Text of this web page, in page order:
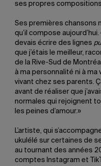
ses propres
Ses premières chansons
qu’il compose
devais écrire des lignes
que j’étais le meilleur,
de la Rive-Sud de
à ma personnalité ni à ma
vivant chez ses parents.
avant de réaliser que
normales qui rejoignent
les peines d’amour.»
L’artiste, qui
ukulélé sur certaines de
au tournant des années
comptes Instagram et